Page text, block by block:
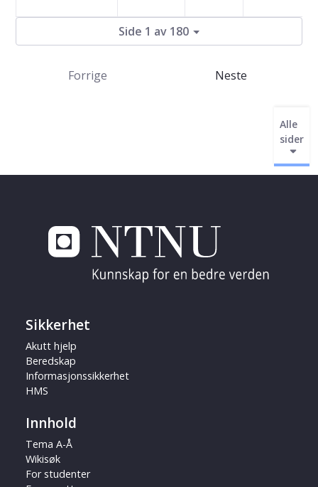
Alle
sider
Side 1 av 180
Forrige Neste
Sikkerhet
Akutt hjelp
Beredskap
Informasjonssikkerhet
HMS
Innhold
Tema A-Å
Wikisøk
For studenter